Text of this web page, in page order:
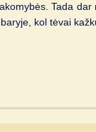
Tada dar
kol tėvai